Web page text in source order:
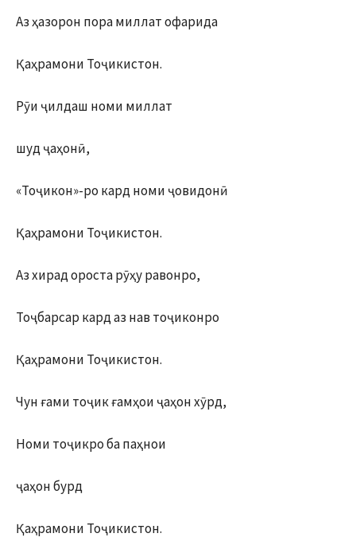
Аз ҳазорон пора миллат офарида
Қаҳрамони Тоҷикистон.
Рӯи ҷилдаш номи миллат
шуд ҷаҳонӣ,
«Тоҷикон»-ро кард номи ҷовидонӣ
Қаҳрамони Тоҷикистон.
Аз хирад ороста рӯҳу равонро,
Тоҷбарсар кард аз нав тоҷиконро
Қаҳрамони Тоҷикистон.
Чун ғами тоҷик ғамҳои ҷаҳон хӯрд,
Номи тоҷикро ба паҳнои
ҷаҳон бурд
Қаҳрамони Тоҷикистон.